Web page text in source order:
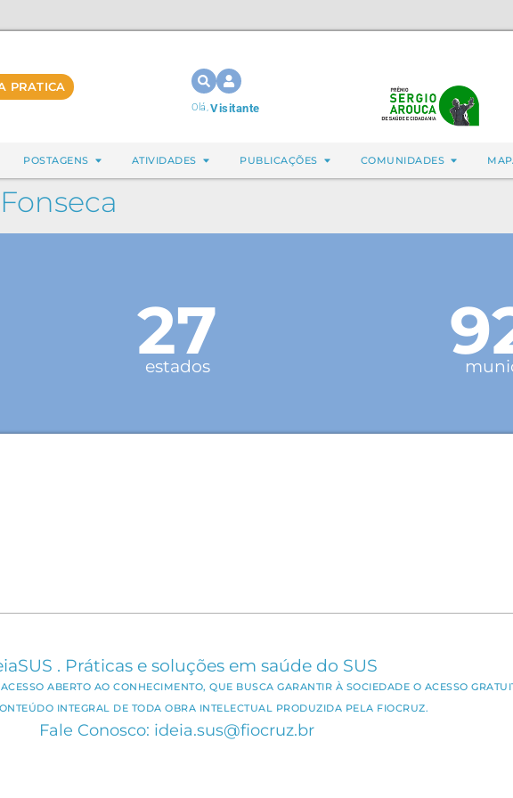
PRATICA
Olá,Visitante
POSTAGENS ATIVIDADES PUBLICAÇÕES COMUNIDADES
27
estados
. Práticas e soluções em saúde do SUS
ABERTO AO CONHECIMENTO, QUE BUSCA GARANTIR À SOCIEDADE O ACESSO
INTEGRAL DE TODA OBRA INTELECTUAL PRODUZIDA PELA FIOCRUZ.
Fale Conosco: ideia.sus@fiocruz.br